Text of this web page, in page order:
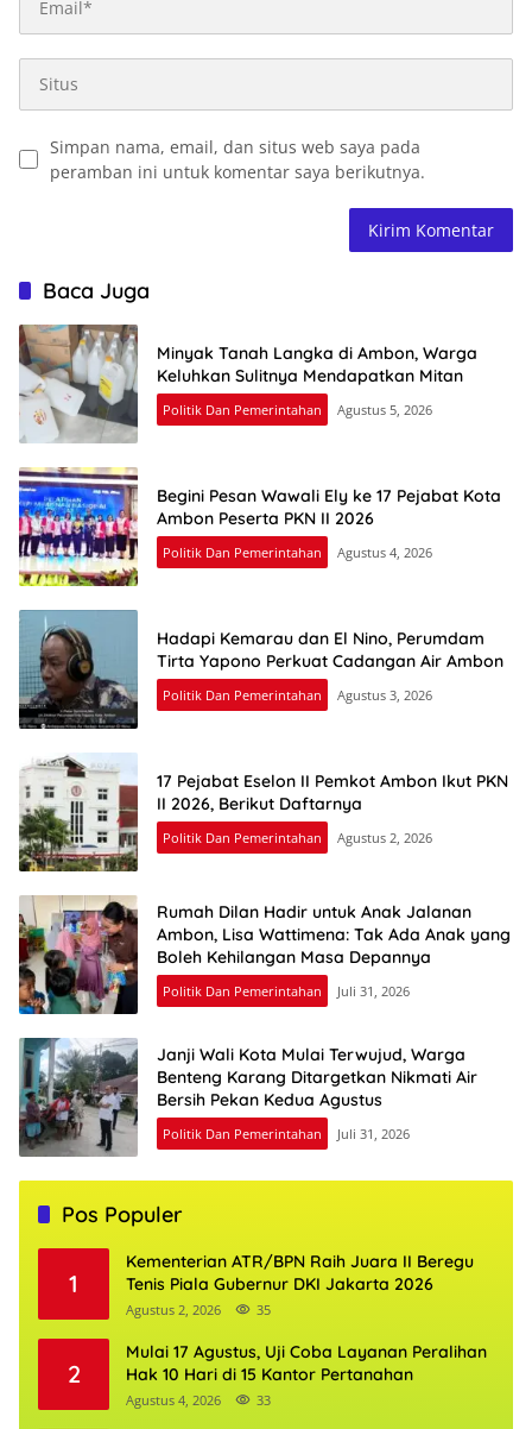
Simpan nama, email, dan situs web saya pada
peramban ini untuk komentar saya berikutnya.
Baca Juga
Minyak Tanah Langka di Ambon, Warga
Keluhkan Sulitnya Mendapatkan Mitan
Politik Dan Pemerintahan Agustus 5, 2026
Begini Pesan Wawali Ely ke 17 Pejabat Kota
Ambon Peserta PKN II 2026
Politik Dan Pemerintahan Agustus 4, 2026
Hadapi Kemarau dan El Nino, Perumdam
Tirta Yapono Perkuat Cadangan Air Ambon
Politik Dan Pemerintahan Agustus 3, 2026
17 Pejabat Eselon II Pemkot Ambon Ikut PKN
II 2026, Berikut Daftarnya
Politik Dan Pemerintahan Agustus 2, 2026
Rumah Dilan Hadir untuk Anak Jalanan
Ambon, Lisa Wattimena: Tak Ada Anak yang
Boleh Kehilangan Masa Depannya
Politik Dan Pemerintahan Juli 31, 2026
Janji Wali Kota Mulai Terwujud, Warga
Benteng Karang Ditargetkan Nikmati Air
Bersih Pekan Kedua Agustus
Politik Dan Pemerintahan Juli 31, 2026
Pos Populer
1
Kementerian ATR/BPN Raih Juara II Beregu
Tenis Piala Gubernur DKI Jakarta 2026
Agustus 2, 2026 35
2
Mulai 17 Agustus, Uji Coba Layanan Peralihan
Hak 10 Hari di 15 Kantor Pertanahan
Agustus 4, 2026 33